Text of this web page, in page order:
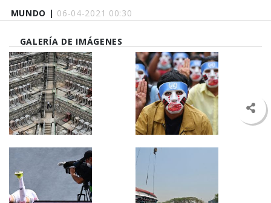
MUNDO | 06-04-2021 00:30
GALERÍA DE IMÁGENES